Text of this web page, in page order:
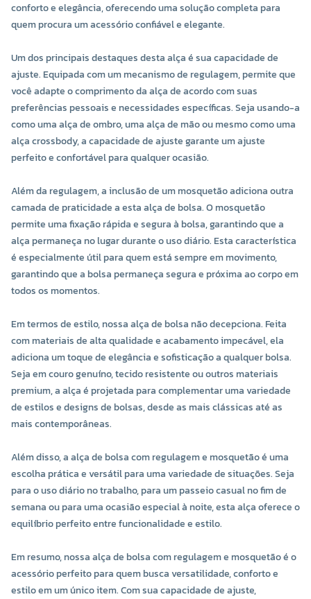
conforto e elegância, oferecendo uma solução completa para
quem procura um acessório confiável e elegante.
Um dos principais destaques desta alça é sua capacidade de
ajuste. Equipada com um mecanismo de regulagem, permite que
você adapte o comprimento da alça de acordo com suas
preferências pessoais e necessidades específicas. Seja usando-a
como uma alça de ombro, uma alça de mão ou mesmo como uma
alça crossbody, a capacidade de ajuste garante um ajuste
perfeito e confortável para qualquer ocasião.
Além da regulagem, a inclusão de um mosquetão adiciona outra
camada de praticidade a esta alça de bolsa. O mosquetão
permite uma fixação rápida e segura à bolsa, garantindo que a
alça permaneça no lugar durante o uso diário. Esta característica
é especialmente útil para quem está sempre em movimento,
garantindo que a bolsa permaneça segura e próxima ao corpo em
todos os momentos.
Em termos de estilo, nossa alça de bolsa não decepciona. Feita
com materiais de alta qualidade e acabamento impecável, ela
adiciona um toque de elegância e sofisticação a qualquer bolsa.
Seja em couro genuíno, tecido resistente ou outros materiais
premium, a alça é projetada para complementar uma variedade
de estilos e designs de bolsas, desde as mais clássicas até as
mais contemporâneas.
Além disso, a alça de bolsa com regulagem e mosquetão é uma
escolha prática e versátil para uma variedade de situações. Seja
para o uso diário no trabalho, para um passeio casual no fim de
semana ou para uma ocasião especial à noite, esta alça oferece o
equilíbrio perfeito entre funcionalidade e estilo.
Em resumo, nossa alça de bolsa com regulagem e mosquetão é o
acessório perfeito para quem busca versatilidade, conforto e
estilo em um único item. Com sua capacidade de ajuste,